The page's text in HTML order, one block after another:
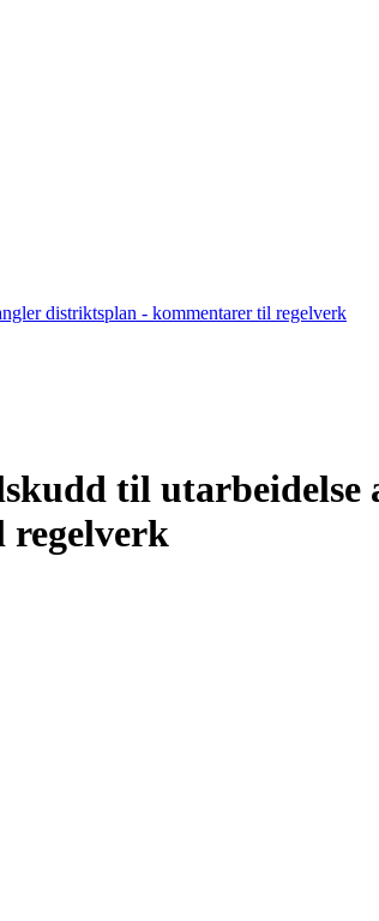
distriktsplan - kommentarer til regelverk
til utarbeidelse